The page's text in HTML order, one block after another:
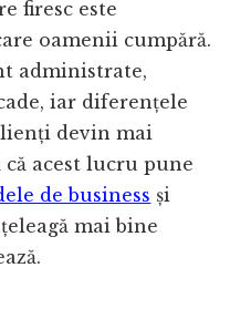
firesc este
oamenii cumpără.
administrate,
iar diferențele
devin mai
acest lucru pune
de business și
mai bine